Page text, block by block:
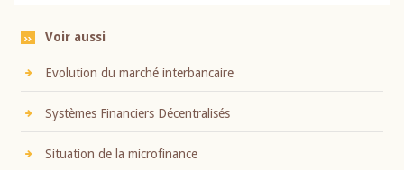
Voir aussi
Evolution du marché interbancaire
Systèmes Financiers Décentralisés
Situation de la microfinance